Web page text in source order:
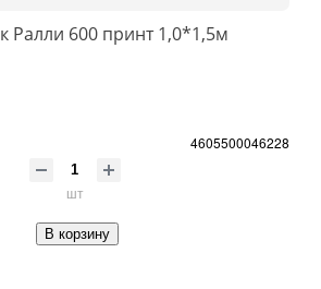
Ралли 600 принт 1,0*1,5м
4605500046228
шт
В корзину